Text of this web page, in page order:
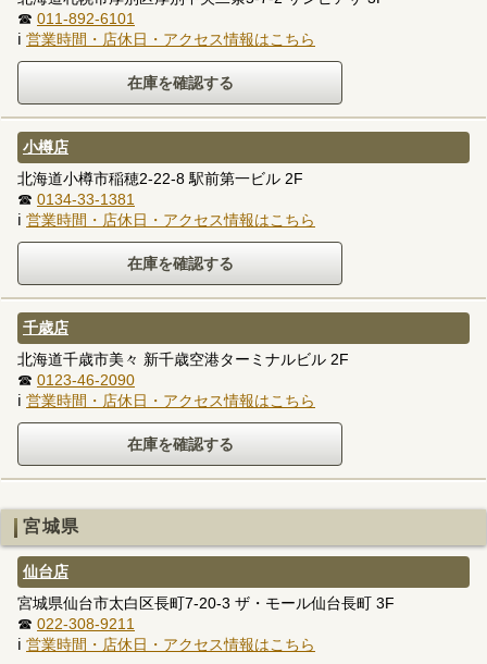
☎ 011-892-6101
ℹ 営業時間・店休日・アクセス情報はこちら
小樽店
北海道小樽市稲穂2-22-8 駅前第一ビル 2F
☎ 0134-33-1381
ℹ 営業時間・店休日・アクセス情報はこちら
千歳店
北海道千歳市美々 新千歳空港ターミナルビル 2F
☎ 0123-46-2090
ℹ 営業時間・店休日・アクセス情報はこちら
宮城県
仙台店
宮城県仙台市太白区長町7-20-3 ザ・モール仙台長町 3F
☎ 022-308-9211
ℹ 営業時間・店休日・アクセス情報はこちら